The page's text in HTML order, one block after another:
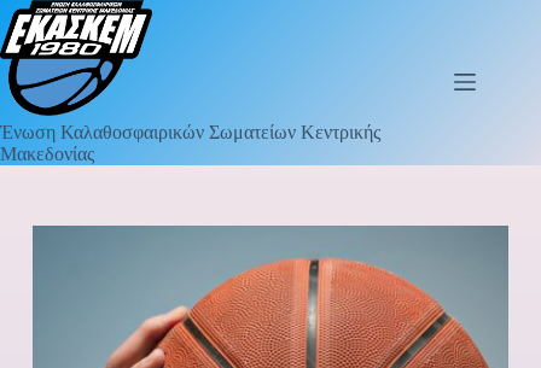
Ένωση Καλαθοσφαιρικών Σωματείων Κεντρικής
Μακεδονίας